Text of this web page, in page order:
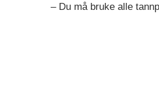
– Du må bruke alle